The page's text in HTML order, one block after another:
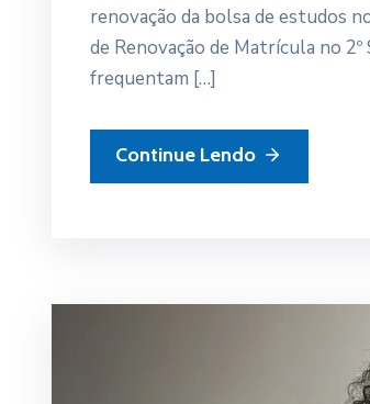
renovação da bolsa de estudos
de Renovação de Matrícula no
frequentam […]
Continue Lendo